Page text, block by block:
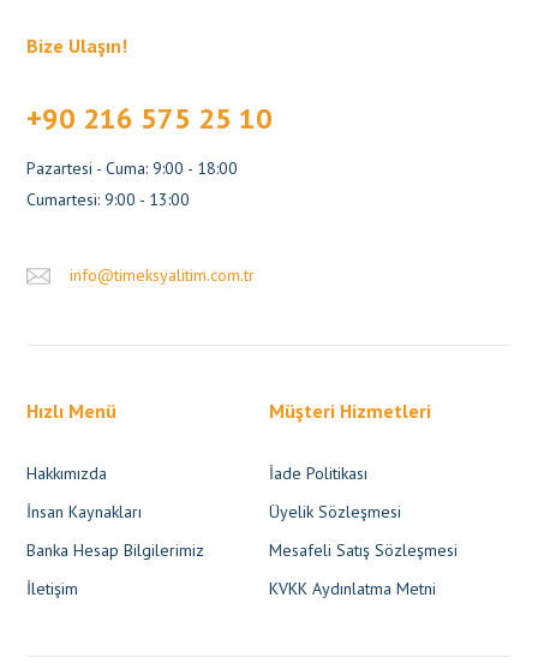
Bize Ulaşın!
+90 216 575 25 10
Pazartesi - Cuma: 9:00 - 18:00
Cumartesi: 9:00 - 13:00
info@timeksyalitim.com.tr
Hızlı Menü
Hakkımızda
İnsan Kaynakları
Banka Hesap Bilgilerimiz
İletişim
Müşteri Hizmetleri
İade Politikası
Üyelik Sözleşmesi
Mesafeli Satış Sözleşmesi
KVKK Aydınlatma Metni